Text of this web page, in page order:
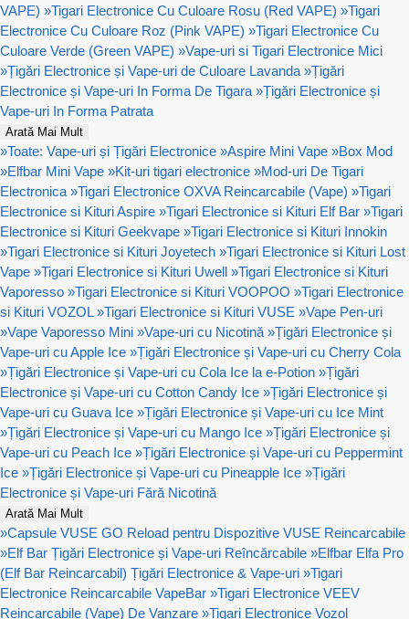
VAPE) »Tigari Electronice Cu Culoare Rosu (Red VAPE) »Tigari
Electronice Cu Culoare Roz (Pink VAPE) »Tigari Electronice Cu
Culoare Verde (Green VAPE) »Vape-uri si Tigari Electronice Mici
»Țigări Electronice și Vape-uri de Culoare Lavanda »Țigări
Electronice și Vape-uri In Forma De Tigara »Țigări Electronice și
Vape-uri In Forma Patrata
Arată Mai Mult
»Toate: Vape-uri și Țigări Electronice »Aspire Mini Vape »Box Mod
»Elfbar Mini Vape »Kit-uri tigari electronice »Mod-uri De Tigari
Electronica »Tigari Electronice OXVA Reincarcabile (Vape) »Tigari
Electronice si Kituri Aspire »Tigari Electronice si Kituri Elf Bar »Tigari
Electronice si Kituri Geekvape »Tigari Electronice si Kituri Innokin
»Tigari Electronice si Kituri Joyetech »Tigari Electronice si Kituri Lost
Vape »Tigari Electronice si Kituri Uwell »Tigari Electronice si Kituri
Vaporesso »Tigari Electronice si Kituri VOOPOO »Tigari Electronice
si Kituri VOZOL »Tigari Electronice si Kituri VUSE »Vape Pen-uri
»Vape Vaporesso Mini »Vape-uri cu Nicotină »Țigări Electronice și
Vape-uri cu Apple Ice »Țigări Electronice și Vape-uri cu Cherry Cola
»Țigări Electronice și Vape-uri cu Cola Ice la e-Potion »Țigări
Electronice și Vape-uri cu Cotton Candy Ice »Țigări Electronice și
Vape-uri cu Guava Ice »Țigări Electronice și Vape-uri cu Ice Mint
»Țigări Electronice și Vape-uri cu Mango Ice »Țigări Electronice și
Vape-uri cu Peach Ice »Țigări Electronice și Vape-uri cu Peppermint
Ice »Țigări Electronice și Vape-uri cu Pineapple Ice »Țigări
Electronice și Vape-uri Fără Nicotină
Arată Mai Mult
»Capsule VUSE GO Reload pentru Dispozitive VUSE Reincarcabile
»Elf Bar Țigări Electronice și Vape-uri Reîncărcabile »Elfbar Elfa Pro
(Elf Bar Reincarcabil) Țigări Electronice & Vape-uri »Tigari
Electronice Reincarcabile VapeBar »Tigari Electronice VEEV
Reincarcabile (Vape) De Vanzare »Tigari Electronice Vozol